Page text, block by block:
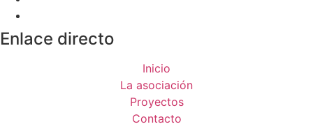
Enlace directo
Inicio
La asociación
Proyectos
Contacto